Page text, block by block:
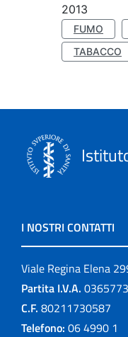
2013
FUMO
TABACCO
I NOSTRI CONTATTI
Viale Regina Elena
Partita I.V.A.
C.F. 80211730587
Telefono: 06 4990 1